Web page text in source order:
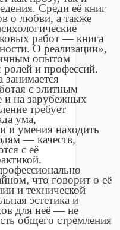
Среди её книг
о любви, а также
работ — книга
О реализации»,
опытом
и профессий.
занимается
с элитным
и на зарубежных
требует
ума,
и умения находить
— качеств,
с её
что говорит о её
и технической
эстетика и
для неё — не
общего стремления